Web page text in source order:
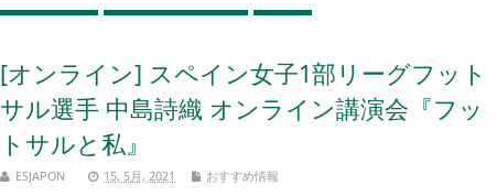
[オンライン] スペイン女子1部リーグフット
サル選手 中島詩織 オンライン講演会『フッ
トサルと私』
ESJAPON 15, 5月, 2021 おすすめ情報